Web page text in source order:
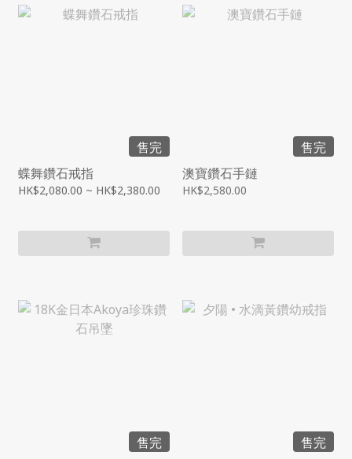
售完
蝶舞鑽石戒指
HK$2,080.00 ~ HK$2,380.00
售完
澳寶鑽石手鏈
HK$2,580.00
售完
售完